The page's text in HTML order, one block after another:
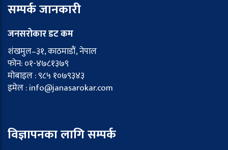
सम्पर्क जानकारी
जनसरोकार डट कम
शंखमुल–३१, काठमाडौं, नेपाल
फोन: ०१-४७८१३७९
मोबाइल : ९८५ १०७९३४३
इमेल : info@janasarokar.com
विज्ञापनका लागि सम्पर्क